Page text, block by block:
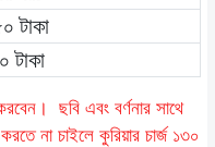
টাকা
টাকা
ছবি এবং বর্ণনার সাথে
না চাইলে কুরিয়ার চার্জ ১৩০